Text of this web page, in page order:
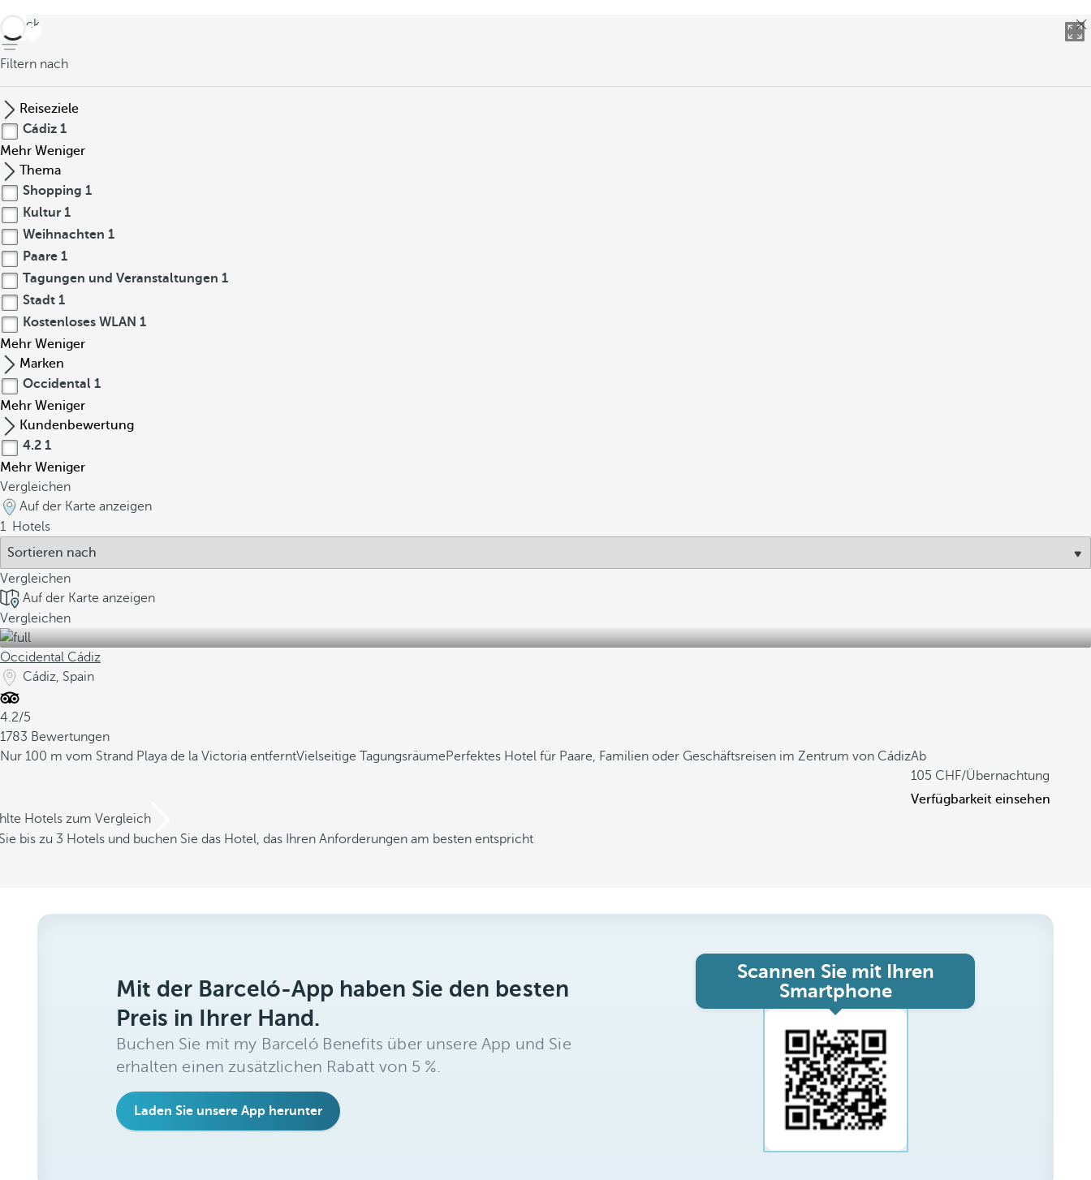
zurück
Filtern nach
Reiseziele
Cádiz 1
Mehr Weniger
Thema
Shopping 1
Kultur 1
Weihnachten 1
Paare 1
Tagungen und Veranstaltungen 1
Stadt 1
Kostenloses WLAN 1
Mehr Weniger
Marken
Occidental 1
Mehr Weniger
Kundenbewertung
4.2 1
Mehr Weniger
Vergleichen
Auf der Karte anzeigen
1 Hotels
Vergleichen
Auf der Karte anzeigen
Vergleichen
Occidental Cádiz
Cádiz, Spain
4.2/5
1783 Bewertungen
Nur 100 m vom Strand Playa de la Victoria entferntVielseitige TagungsräumePerfektes Hotel für Paare, Familien oder Geschäftsreisen im Zentrum von CádizAb
105
/Übernachtung
Verfügbarkeit einsehen
Hotels zum Vergleich
bis zu 3 Hotels und buchen Sie das Hotel, das Ihren Anforderungen am besten entspricht
Mit der Barceló-App haben Sie den besten
Preis in Ihrer Hand.
Buchen Sie mit my Barceló Benefits über unsere App und Sie
erhalten einen zusätzlichen Rabatt von 5 %.
Laden Sie unsere App herunter
Scannen Sie mit Ihren
Smartphone